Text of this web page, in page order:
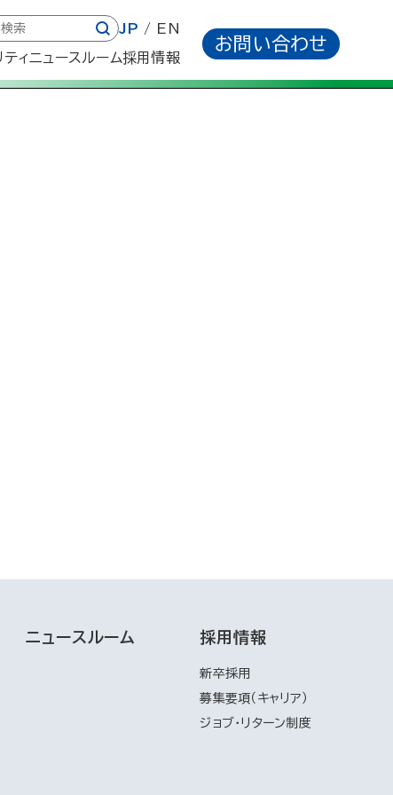
JP EN
ィ ニュースルーム採用情報
お問い合わせ
ニュースルーム 採用情報
新卒採用
募集要項（キャリア）
ジョブ・リターン制度